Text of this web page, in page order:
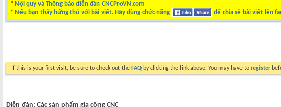
* Nội quy và Thông báo diễn đàn CNCProVN.com
* Nếu bạn thấy hứng thú với bài viết. Hãy dùng chức năng để chia sẻ bài viết lên
If this is your first visit, be sure to check out the FAQ by clicking the link above. You may have to register
Diễn đàn: Các sản phẩm gia công CNC